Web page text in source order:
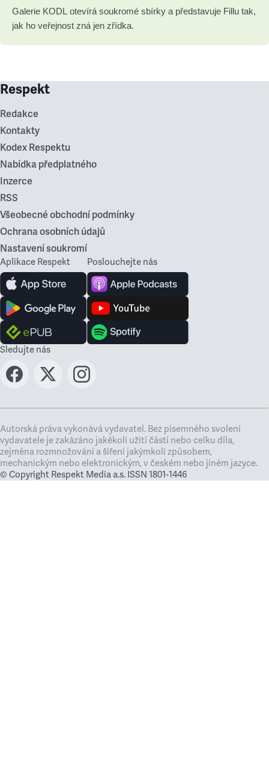
Galerie KODL otevírá soukromé sbírky a představuje Fillu tak,
jak ho veřejnost zná jen zřídka.
Respekt
Redakce
Kontakty
Kodex Respektu
Nabídka předplatného
Inzerce
RSS
Všeobecné obchodní podmínky
Ochrana osobních údajů
Nastavení soukromí
Aplikace Respekt Poslouchejte nás
Sledujte nás
Autorská práva vykonává vydavatel. Bez písemného svolení
vydavatele je zakázáno jakékoli užití částí nebo celku díla,
zejména rozmnožování a šíření jakýmkoli způsobem,
mechanickým nebo elektronickým, v českém nebo jiném jazyce.
© Copyright Respekt Media a.s. ISSN 1801-1446